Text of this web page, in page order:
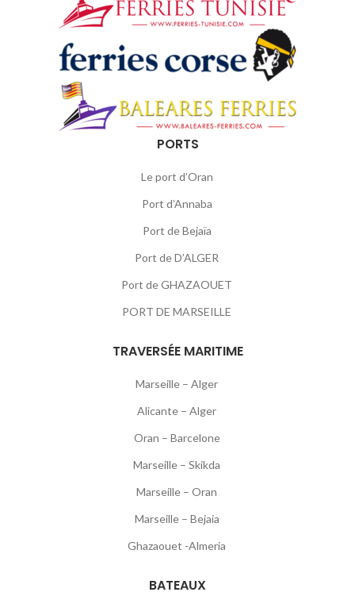
PORTS
Le port d’Oran
Port d’Annaba
Port de Bejaïa
Port de D’ALGER
Port de GHAZAOUET
PORT DE MARSEILLE
TRAVERSÉE MARITIME
Marseille – Alger
Alicante – Alger
Oran – Barcelone
Marseille – Skikda
Marseille – Oran
Marseille – Bejaia
Ghazaouet -Almeria
BATEAUX